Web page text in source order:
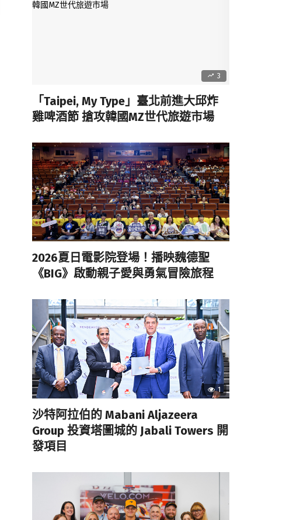
3
「Taipei, My Type」臺北前進大邱炸
雞啤酒節 搶攻韓國MZ世代旅遊市場
2026夏日電影院登場！播映魏德聖
《BIG》啟動親子愛與勇氣冒險旅程
1
沙特阿拉伯的 Mabani Aljazeera
Group 投資塔圖城的 Jabali Towers 開
發項目